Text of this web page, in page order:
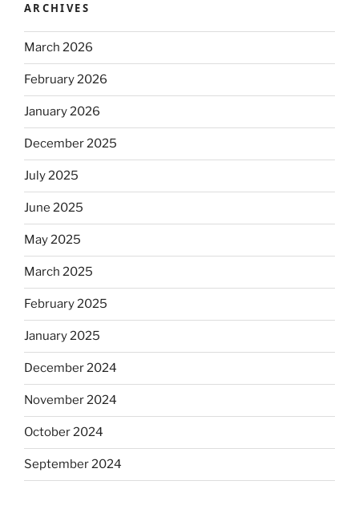
ARCHIVES
March 2026
February 2026
January 2026
December 2025
July 2025
June 2025
May 2025
March 2025
February 2025
January 2025
December 2024
November 2024
October 2024
September 2024